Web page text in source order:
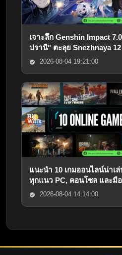
เจาะลึก Genshin Impact
ปรานี" ตะลุย Snezhnaya
2026-08-04 19:21:00
แนะนำ 10 เกมออนไลน์น่าเ
ทุกแนว PC, คอนโซล และมื
2026-08-04 14:14:00